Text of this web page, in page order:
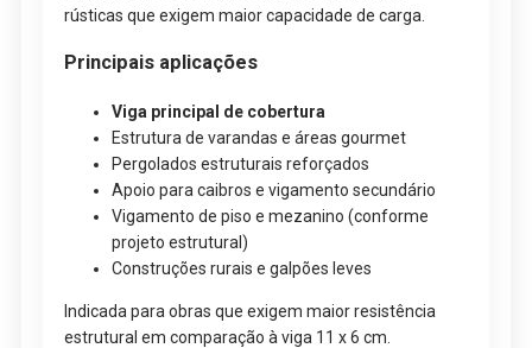
rústicas que exigem maior capacidade de carga.
Principais aplicações
Viga principal de cobertura
Estrutura de varandas e áreas gourmet
Pergolados estruturais reforçados
Apoio para caibros e vigamento secundário
Vigamento de piso e mezanino (conforme
projeto estrutural)
Construções rurais e galpões leves
Indicada para obras que exigem maior resistência
estrutural em comparação à viga 11 x 6 cm.